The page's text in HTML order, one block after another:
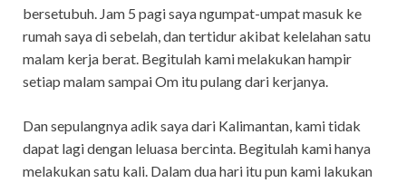
bersetubuh. Jam 5 pagi saya ngumpat-umpat masuk ke
rumah saya di sebelah, dan tertidur akibat kelelahan satu
malam kerja berat. Begitulah kami melakukan hampir
setiap malam sampai Om itu pulang dari kerjanya.
Dan sepulangnya adik saya dari Kalimantan, kami tidak
dapat lagi dengan leluasa bercinta. Begitulah kami hanya
melakukan satu kali. Dalam dua hari itu pun kami lakukan